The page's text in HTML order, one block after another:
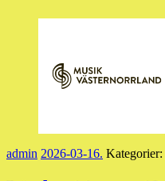
admin 2026-03-16. Kategorier: